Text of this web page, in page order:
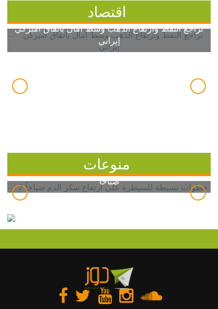
اقتصاد
تراجع النفط وارتفاع الذهب وسط آمال باتفاق أميركي
إيراني
منوعات
7 خطوات بسيطة للسيطرة على ارتفاع سكر الدم
صباحاً